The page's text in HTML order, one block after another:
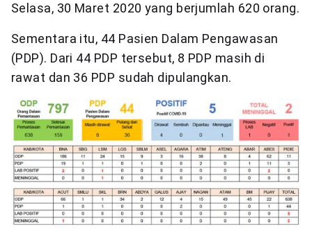
Selasa, 30 Maret 2020 yang berjumlah 620 orang.
Sementara itu, 44 Pasien Dalam Pengawasan
(PDP). Dari 44 PDP tersebut, 8 PDP masih di
rawat dan 36 PDP sudah dipulangkan.